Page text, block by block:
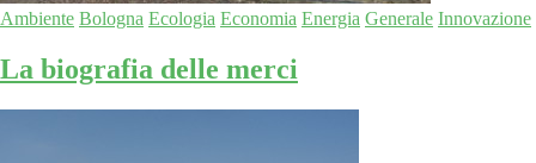
Ambiente Bologna Ecologia Economia Energia Generale Innovazione
La biografia delle merci